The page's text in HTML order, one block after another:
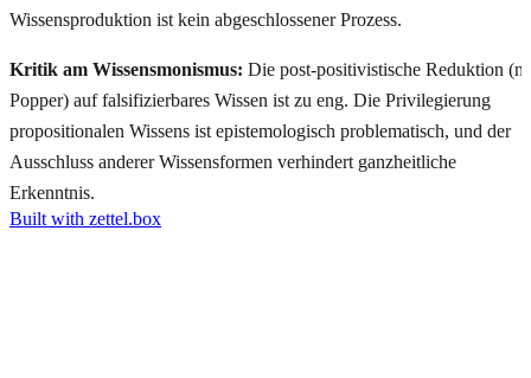
Wissensproduktion ist kein abgeschlossener Prozess.
Kritik am Wissensmonismus: Die post-positivistische Reduktion (n.
Popper) auf falsifizierbares Wissen ist zu eng. Die Privilegierung
propositionalen Wissens ist epistemologisch problematisch, und der
Ausschluss anderer Wissensformen verhindert ganzheitliche
Erkenntnis.
Built with zettel.box